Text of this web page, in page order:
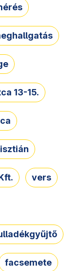
13-15.
vers
facsemete